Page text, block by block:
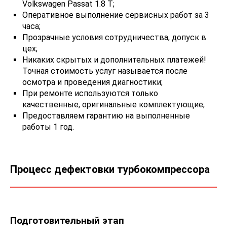
Volkswagen Passat 1.8 T;
Оперативное выполнение сервисных работ за 3
часа;
Прозрачные условия сотрудничества, допуск в
цех;
Никаких скрытых и дополнительных платежей!
Точная стоимость услуг называется после
осмотра и проведения диагностики;
При ремонте используются только
качественные, оригинальные комплектующие;
Предоставляем гарантию на выполненные
работы 1 год.
Процесс дефектовки турбокомпрессора
Подготовительный этап